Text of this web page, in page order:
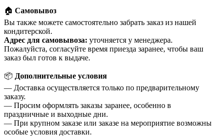
🏠 Самовывоз
Вы также можете самостоятельно забрать заказ из нашей
кондитерской.
Адрес для самовывоза: уточняется у менеджера.
Пожалуйста, согласуйте время приезда заранее, чтобы ваш
заказ был готов к выдаче.
📦 Дополнительные условия
— Доставка осуществляется только по предварительному
заказу.
— Просим оформлять заказы заранее, особенно в
праздничные и выходные дни.
— При крупном заказе или заказе на мероприятие возможны
особые условия доставки.